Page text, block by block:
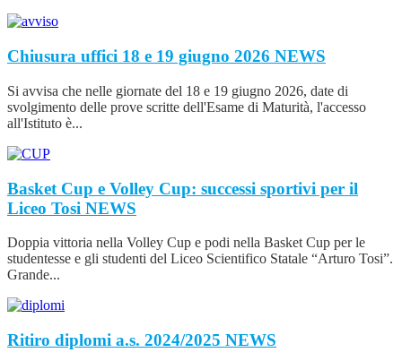
Chiusura uffici 18 e 19 giugno 2026 NEWS
Si avvisa che nelle giornate del 18 e 19 giugno 2026, date di
svolgimento delle prove scritte dell'Esame di Maturità, l'accesso
all'Istituto è...
Basket Cup e Volley Cup: successi sportivi per il
Liceo Tosi NEWS
Doppia vittoria nella Volley Cup e podi nella Basket Cup per le
studentesse e gli studenti del Liceo Scientifico Statale “Arturo Tosi”.
Grande...
Ritiro diplomi a.s. 2024/2025 NEWS